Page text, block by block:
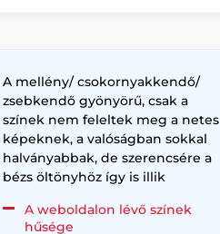
A mellény/ csokornyakkendő/
zsebkendő gyönyörű, csak a
színek nem feleltek meg a netes
képeknek, a valóságban sokkal
halványabbak, de szerencsére a
bézs öltönyhöz így is illik
A weboldalon lévő színek
hűsége